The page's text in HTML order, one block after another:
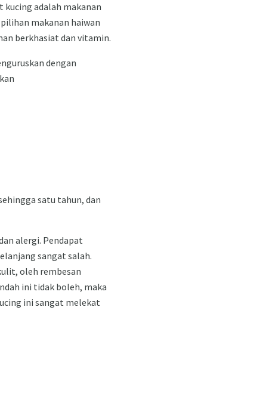
kucing adalah makanan
makanan haiwan
berkhasiat dan vitamin.
dengan
satu tahun, dan
alergi. Pendapat
sangat salah.
oleh rembesan
ini tidak boleh, maka
ini sangat melekat